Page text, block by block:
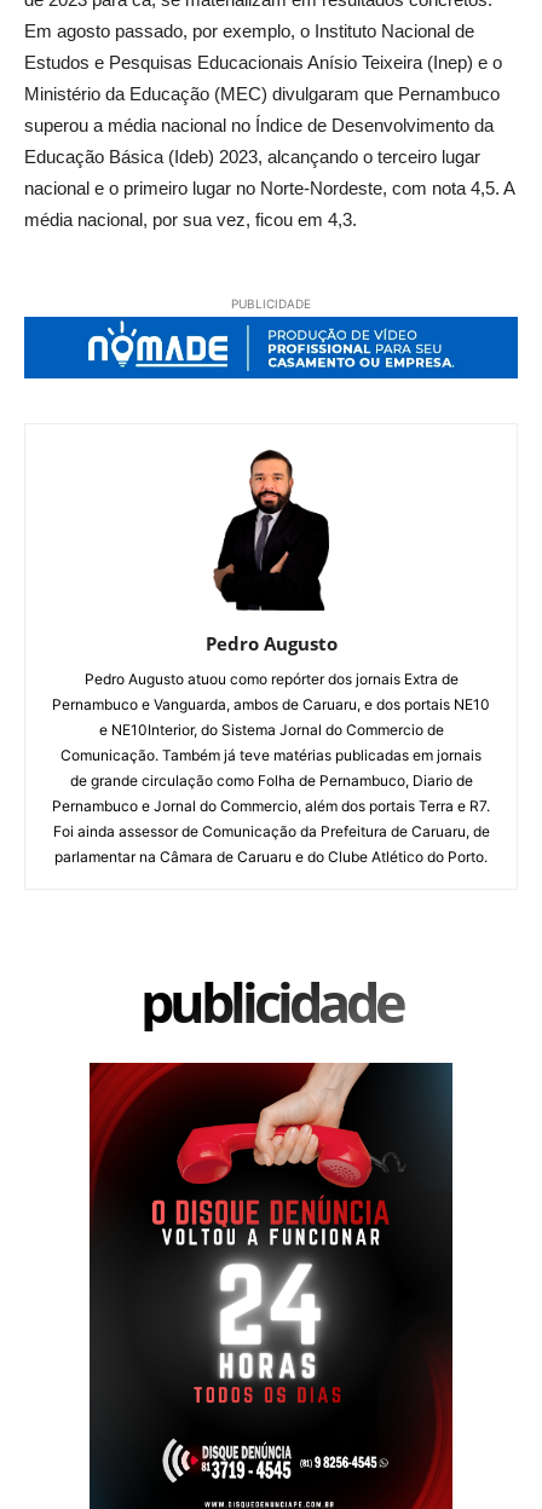
Em agosto passado, por exemplo, o Instituto Nacional de
Estudos e Pesquisas Educacionais Anísio Teixeira (Inep) e o
Ministério da Educação (MEC) divulgaram que Pernambuco
superou a média nacional no Índice de Desenvolvimento da
Educação Básica (Ideb) 2023, alcançando o terceiro lugar
nacional e o primeiro lugar no Norte-Nordeste, com nota 4,5. A
média nacional, por sua vez, ficou em 4,3.
PUBLICIDADE
Pedro Augusto
Pedro Augusto atuou como repórter dos jornais Extra de
Pernambuco e Vanguarda, ambos de Caruaru, e dos portais NE10
e NE10Interior, do Sistema Jornal do Commercio de
Comunicação. Também já teve matérias publicadas em jornais
de grande circulação como Folha de Pernambuco, Diario de
Pernambuco e Jornal do Commercio, além dos portais Terra e R7.
Foi ainda assessor de Comunicação da Prefeitura de Caruaru, de
parlamentar na Câmara de Caruaru e do Clube Atlético do Porto.
publicidade